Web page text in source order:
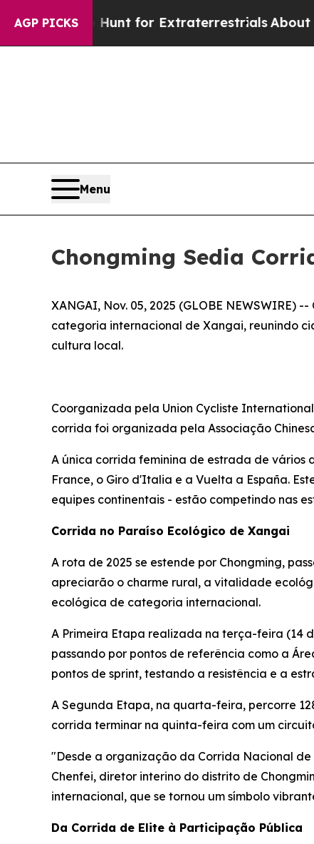
AGP PICKS
to Hunt for ExtraterrestrialsAbout Three
Menu
Chongming Sedia
XANGAI, Nov. 05, 2025 (GLOBE NEWSWIRE)
categoria internacional de Xangai, reunindo
cultura local.
Coorganizada pela Union Cycliste
corrida foi organizada pela Associação
A única corrida feminina de estrada de vários
France, o Giro d'Italia e a Vuelta a España.
equipes continentais - estão competindo nas
Corrida no Paraíso Ecológico de Xangai
A rota de 2025 se estende por Chongming,
apreciarão o charme rural, a vitalidade
ecológica de categoria internacional.
A Primeira Etapa realizada na terça-feira (14
passando por pontos de referência como a
pontos de sprint, testando a resistência e a
A Segunda Etapa, na quarta-feira, percorre
corrida terminar na quinta-feira com um
"Desde a organização da Corrida Nacional de
Chenfei, diretor interino do distrito de
internacional, que se tornou um símbolo
Da Corrida de Elite à Participação Pública